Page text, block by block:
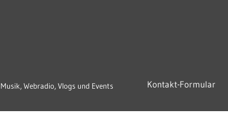
Musik, Webradio, Vlogs und Events Kontakt-Formular